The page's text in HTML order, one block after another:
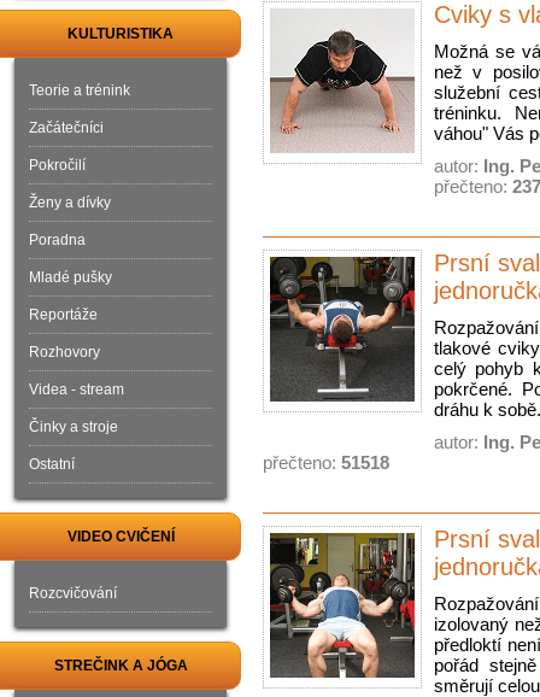
Cviky s
Možná se
než v
služební
tréninku.
váhou" Vás
autor: Ing.
přečteno:
Prsní
tlakové
celý pohyb
pokrčené.
dráhu k
autor: Ing.
přečteno: 51518
Prsní
izolovaný
předloktí
pořád
směrují
KULTURISTIKA
Teorie a trénink
Začátečníci
Pokročilí
Ženy a dívky
Poradna
Mladé pušky
Reportáže
Rozhovory
Videa - stream
Činky a stroje
Ostatní
VIDEO CVIČENÍ
Rozcvičování
STREČINK A JÓGA